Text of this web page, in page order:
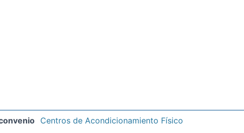
Centros de Acondicionamiento Físico